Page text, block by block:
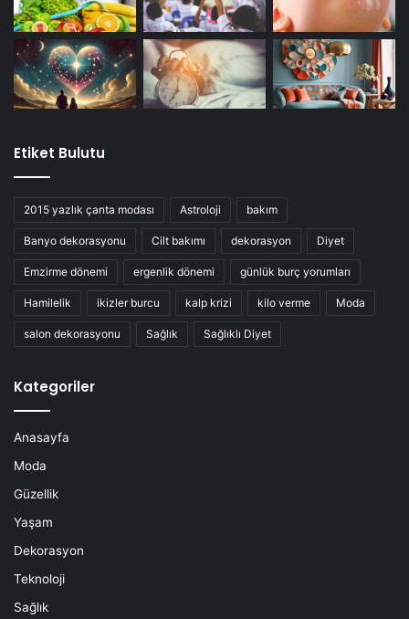
Etiket Bulutu
2015 yazlık çanta modası Astroloji bakım
Banyo dekorasyonu Cilt bakımı dekorasyon Diyet
Emzirme dönemi ergenlik dönemi günlük burç yorumları
Hamilelik ikizler burcu kalp krizi kilo verme Moda
salon dekorasyonu Sağlık Sağlıklı Diyet
Kategoriler
Anasayfa
Moda
Güzellik
Yaşam
Dekorasyon
Teknoloji
Sağlık